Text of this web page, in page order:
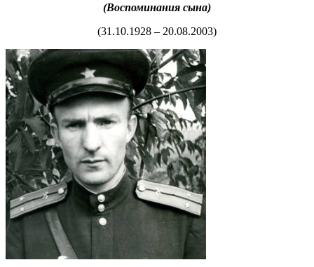
(Воспоминания сына)
(31.10.1928 – 20.08.2003)